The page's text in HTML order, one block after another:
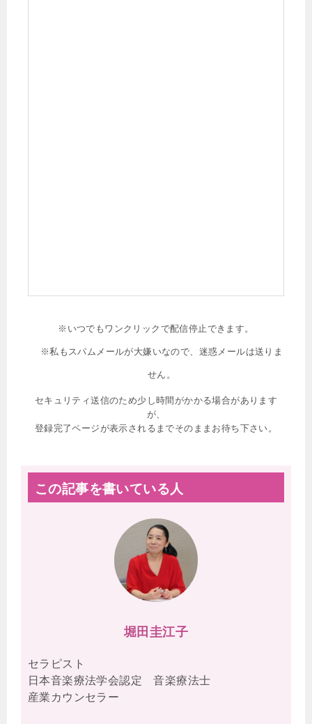
※いつでもワンクリックで配信停止できます。
※私もスパムメールが大嫌いなので、迷惑メールは送りま
せん。
セキュリティ送信のため少し時間がかかる場合があります
が、
登録完了ページが表示されるまでそのままお待ち下さい。
この記事を書いている人
堀田圭江子
セラピスト
日本音楽療法学会認定 音楽療法士
産業カウンセラー